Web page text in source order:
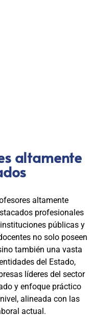
altamente
altamente
profesionales
públicas y
no solo poseen
también una vasta
del Estado,
líderes del sector
y enfoque práctico
alineada con las
actual.